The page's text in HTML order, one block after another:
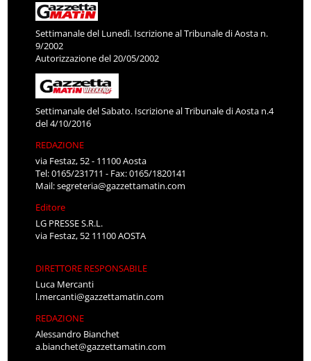
Settimanale del Lunedì. Iscrizione al Tribunale di Aosta n.
9/2002
Autorizzazione del 20/05/2002
Settimanale del Sabato. Iscrizione al Tribunale di Aosta n.4
del 4/10/2016
REDAZIONE
via Festaz, 52 - 11100 Aosta
Tel: 0165/231711 - Fax: 0165/1820141
Mail:segreteria@gazzettamatin.com
Editore
LG PRESSE S.R.L.
via Festaz, 52 11100 AOSTA
DIRETTORE RESPONSABILE
Luca Mercanti
l.mercanti@gazzettamatin.com
REDAZIONE
Alessandro Bianchet
a.bianchet@gazzettamatin.com